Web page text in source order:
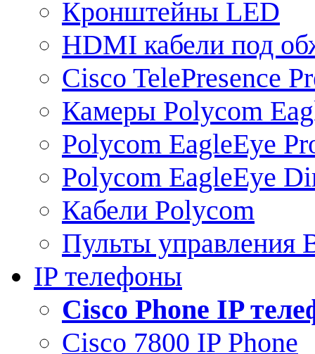
Кронштейны LED
HDMI кабели под
Cisco TelePresence
Камеры Polycom
Polycom EagleEye
Polycom EagleEye
Кабели Polycom
Пульты управления
IP телефоны
Сisco Phone IP
Cisco 7800 IP Phone